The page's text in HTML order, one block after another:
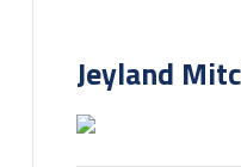
Jeyland